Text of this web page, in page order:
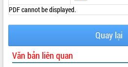
PDF cannot be displayed.
Quay lại
Văn bản liên quan